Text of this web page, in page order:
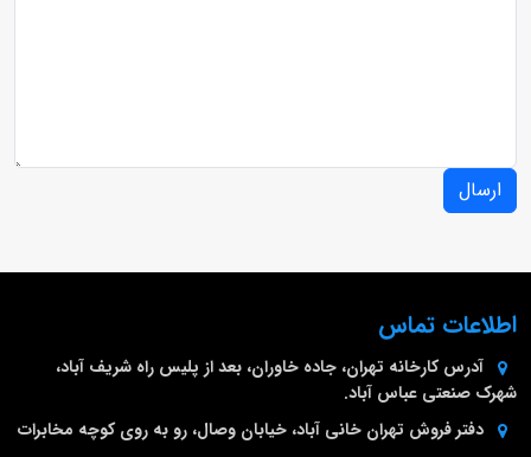
ارسال
اطلاعات تماس
آدرس کارخانه تهران، جاده خاوران، بعد از پلیس راه شریف آباد،
شهرک صنعتی عباس آباد.
دفتر فروش تهران خانی آباد، خیابان وصال، رو به روی کوچه مخابرات